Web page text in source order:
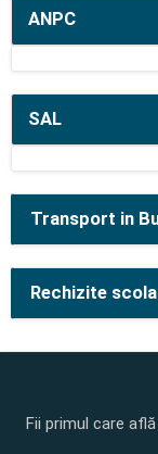
ANPC
SAL
Transport in
Rechizite
Fii primul care